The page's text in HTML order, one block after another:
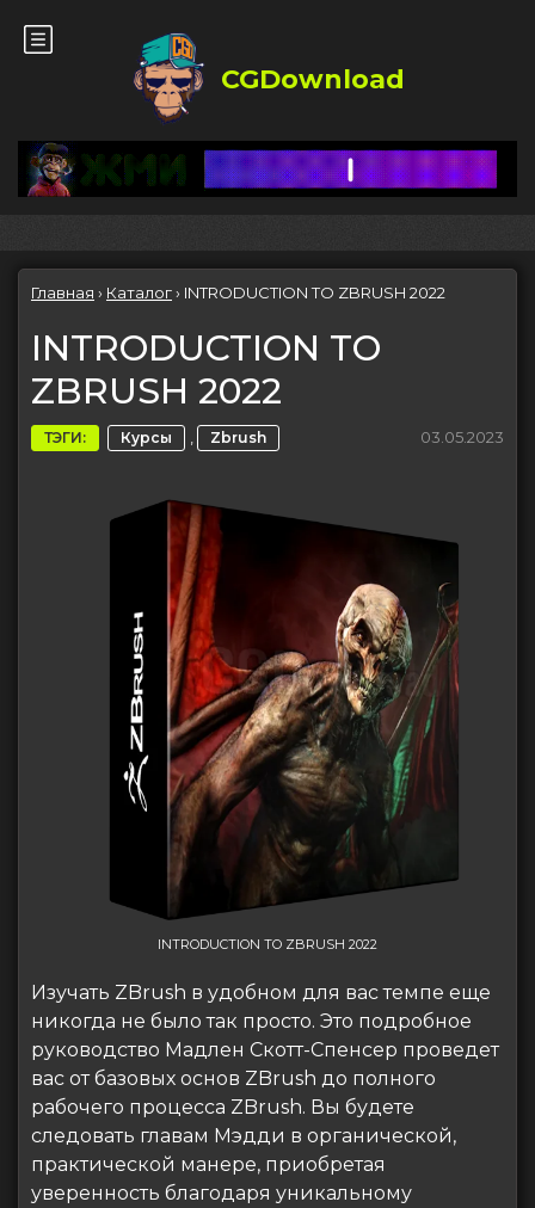
CGDownload
Главная › Каталог› INTRODUCTION TO ZBRUSH 2022
INTRODUCTION TO
ZBRUSH 2022
ТЭГИ: Курсы , Zbrush 03.05.2023
INTRODUCTION TO ZBRUSH 2022
Изучать ZBrush в удобном для вас темпе еще
никогда не было так просто. Это подробное
руководство Мадлен Скотт-Спенсер проведет
вас от базовых основ ZBrush до полного
рабочего процесса ZBrush. Вы будете
следовать главам Мэдди в органической,
практической манере, приобретая
уверенность благодаря уникальному